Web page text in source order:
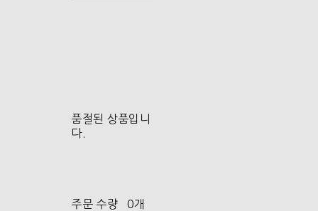
품절된 상품입니
다.
주문 수량
0개